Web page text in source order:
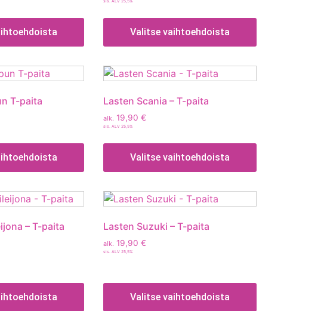
Valitse vaihtoehdoista
T-paita Lasten Scania – T-paita
alk. 19,90 €
sis. ALV 25,5%
Valitse vaihtoehdoista
– T-paita Lasten Suzuki – T-paita
alk. 19,90 €
sis. ALV 25,5%
Valitse vaihtoehdoista